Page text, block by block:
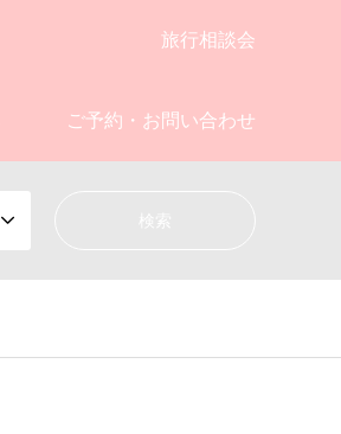
旅行相談会
ご予約・お問い合わせ